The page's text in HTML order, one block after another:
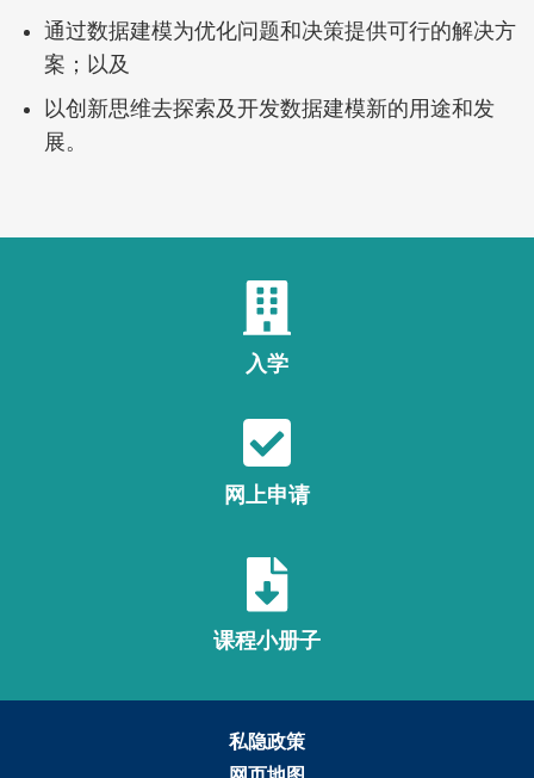
通过数据建模为优化问题和决策提供可行的解决方
案；以及
以创新思维去探索及开发数据建模新的用途和发
展。
入学
网上申请
课程小册子
私隐政策